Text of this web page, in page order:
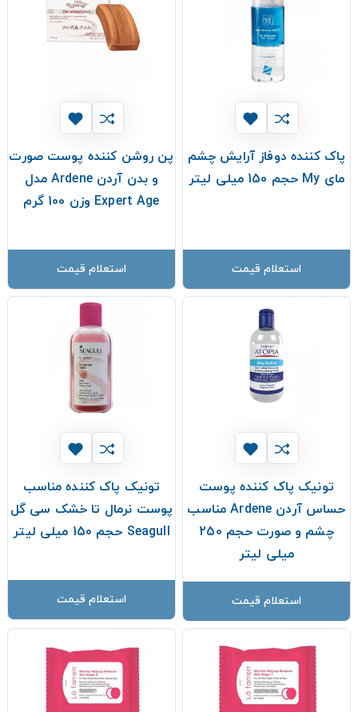
پاک کننده دوفاز آرایش چشم
مای My حجم 150 میلی لیتر
استعلام قیمت
پن روشن کننده پوست صورت
و بدن آردن Ardene مدل
Expert Age وزن 100 گرم
استعلام قیمت
تونیک پاک کننده پوست
حساس آردن Ardene مناسب
چشم و صورت حجم 250
میلی لیتر
استعلام قیمت
تونیک پاک کننده مناسب
پوست نرمال تا خشک سی گل
Seagull حجم 150 میلی لیتر
استعلام قیمت